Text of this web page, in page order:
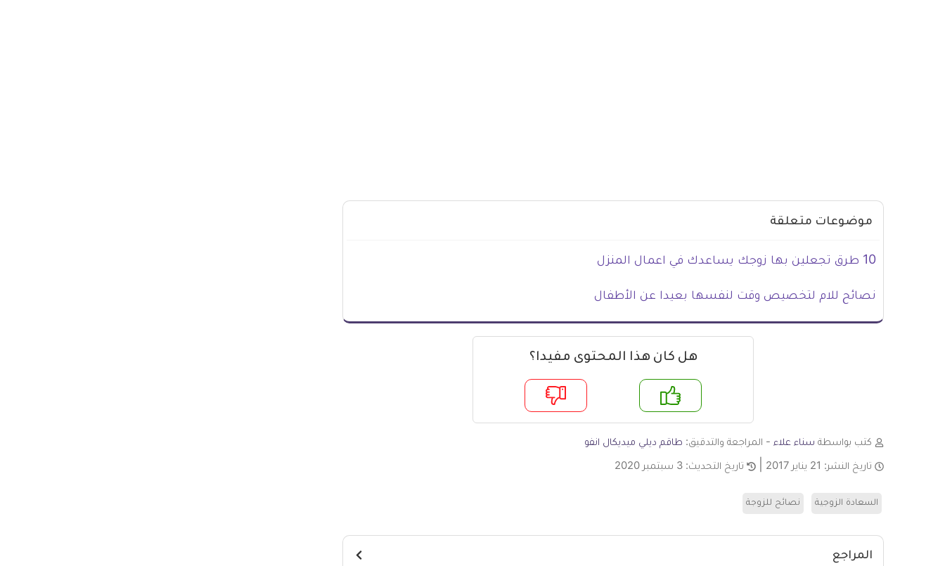
موضوعات متعلقة
10 طرق تجعلين بها زوجك يساعدك في اعمال المنزل
نصائح للام لتخصيص وقت لنفسها بعيدا عن الأطفال
هل كان هذا المحتوى مفيدا؟
لا
كتب بواسطة سناء علاء - المراجعة والتدقيق: طاقم ديلي ميديكال انفو
تاريخ النشر: 21 يناير 2017 تاريخ التحديث: 3 سبتمبر 2020
السعادة الزوجية نصائح للزوجة
المراجع